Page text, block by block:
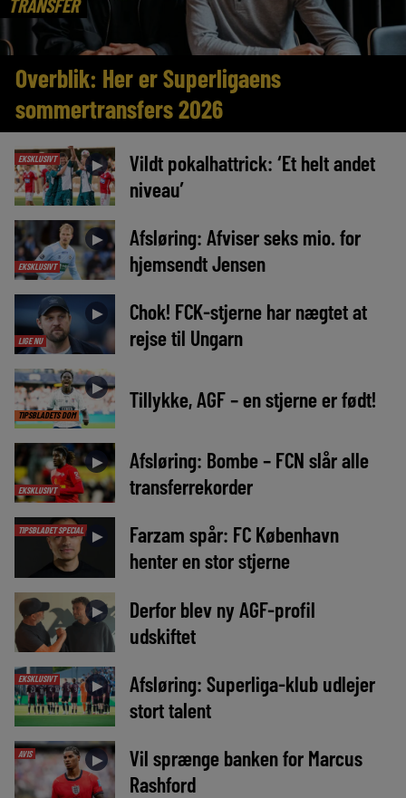
Overblik: Her er Superligaens
sommertransfers 2026
EKSKLUSIVT ►
Vildt pokalhattrick: ‘Et helt andet
niveau’
EKSKLUSIVT
►
Afsløring: Afviser seks mio. for
hjemsendt Jensen
LIGE NU
►
Chok! FCK-stjerne har nægtet at
rejse til Ungarn
TIPSBLADETS DOM
► Tillykke, AGF – en stjerne er født!
EKSKLUSIVT
►
Afsløring: Bombe – FCN slår alle
transferrekorder
TIPSBLADET SPECIAL ►
Farzam spår: FC København
henter en stor stjerne
►
Derfor blev ny AGF-profil
udskiftet
EKSKLUSIVT ►
Afsløring: Superliga-klub udlejer
stort talent
AVIS ►
Vil sprænge banken for Marcus
Rashford